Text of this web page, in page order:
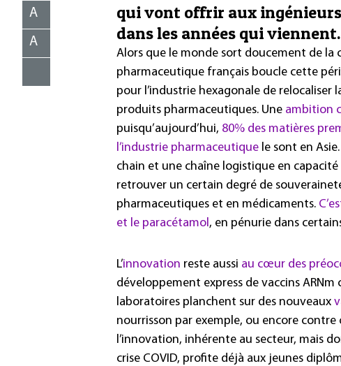
A
A
qui vont offrir aux
dans les années qui viennent.
Alors que le monde sort doucement de la
pharmaceutique français boucle cette
pour l’industrie hexagonale de
produits pharmaceutiques. Une ambition
puisqu’aujourd’hui, 80% des matières
l’industrie pharmaceutique le sont en
chain et une chaîne logistique en
retrouver un certain degré de
pharmaceutiques et en médicaments.
et le paracétamol, en pénurie dans
L’innovation reste aussi au cœur des
développement express de vaccins
laboratoires planchent sur des nouveaux
nourrisson par exemple, ou encore
l’innovation, inhérente au secteur, mais
crise COVID, profite déjà aux jeunes